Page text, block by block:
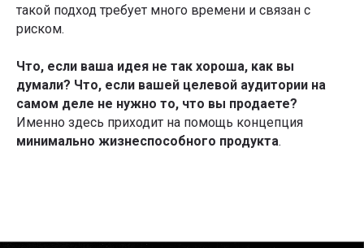
такой подход требует много времени и связан с
риском.
Что, если ваша идея не так хороша, как вы
думали? Что, если вашей целевой аудитории на
самом деле не нужно то, что вы продаете?
Именно здесь приходит на помощь концепция
минимально жизнеспособного продукта.